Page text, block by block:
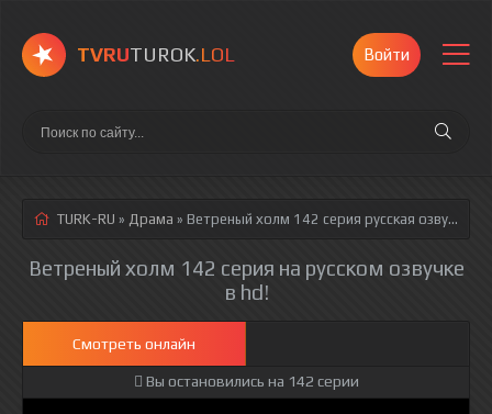
TVRUTUROK.LOL Войти
TURK-RU » Драма » Ветреный холм 142 серия русская озвучка полностью смотреть онлайн!
Ветреный холм 142 серия на русском озвучке
в hd!
Смотреть онлайн
Вы остановились на 142 серии